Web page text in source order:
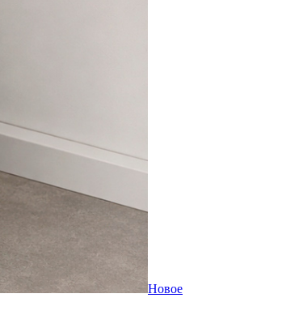
Новое